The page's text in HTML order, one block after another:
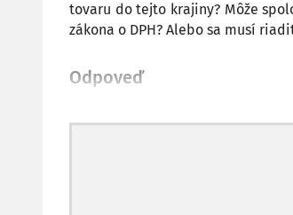
tovaru do tejto krajiny? Môže
zákona o DPH? Alebo sa musí
Odpoveď